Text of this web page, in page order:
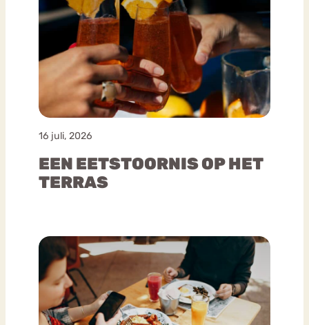
16 juli, 2026
EEN EETSTOORNIS OP HET
TERRAS